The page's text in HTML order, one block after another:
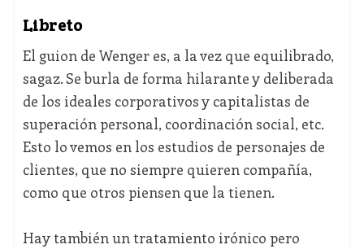
Libreto
El guion de Wenger es, a la vez que equilibrado,
sagaz. Se burla de forma hilarante y deliberada
de los ideales corporativos y capitalistas de
superación personal, coordinación social, etc.
Esto lo vemos en los estudios de personajes de
clientes, que no siempre quieren compañía,
como que otros piensen que la tienen.
Hay también un tratamiento irónico pero